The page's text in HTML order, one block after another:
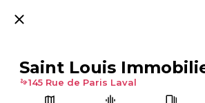
Saint Louis
145 Rue de Paris Laval